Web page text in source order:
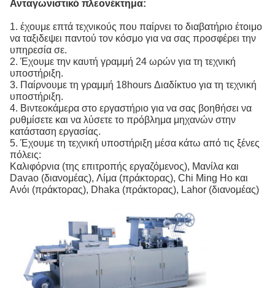
Ανταγωνιστικό πλεονέκτημα:
1. έχουμε επτά τεχνικούς που παίρνει το διαβατήριο έτοιμο
να ταξιδεψει παντού τον κόσμο για να σας προσφέρει την
υπηρεσία σε.
2. Έχουμε την καυτή γραμμή 24 ωρών για τη τεχνική
υποστήριξη.
3. Παίρνουμε τη γραμμή 18hours Διαδίκτυο για τη τεχνική
υποστήριξη.
4. Βιντεοκάμερα στο εργαστήριο για να σας βοηθήσει να
ρυθμίσετε και να λύσετε το πρόβλημα μηχανών στην
κατάσταση εργασίας.
5. Έχουμε τη τεχνική υποστήριξη μέσα κάτω από τις ξένες
πόλεις:
Καλιφόρνια (της επιτροπής εργαζόμενος), Μανίλα και
Davao (διανομέας), Λίμα (πράκτορας), Chi Ming Ho και
Ανόι (πράκτορας), Dhaka (πράκτορας), Lahor (διανομέας)